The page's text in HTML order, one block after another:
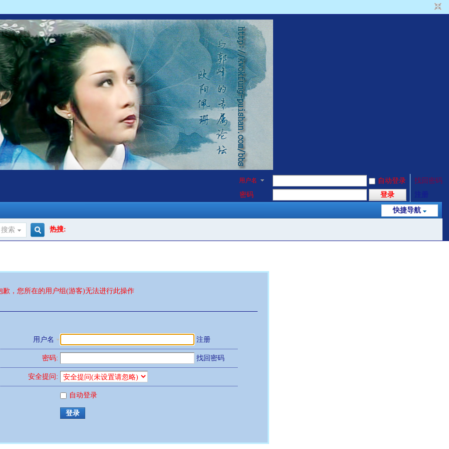
用户名 自动登录
找回密码
密码
登录
快捷导航
搜索
索
热搜:
歉，您所在的用户组(游客)无法进行此操作
用户名 注册
密码: 找回密码
安全提问:
自动登录
登录